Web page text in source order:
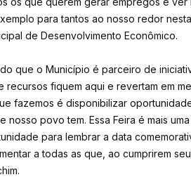
para tantos ao nosso redor
de Desenvolvimento Econômico.
que o Município é parceiro de
recursos fiquem aqui e revertam em
fazemos é disponibilizar
povo tem. Essa Feira é mais
para lembrar a data
a todas as que, ao cumprirem